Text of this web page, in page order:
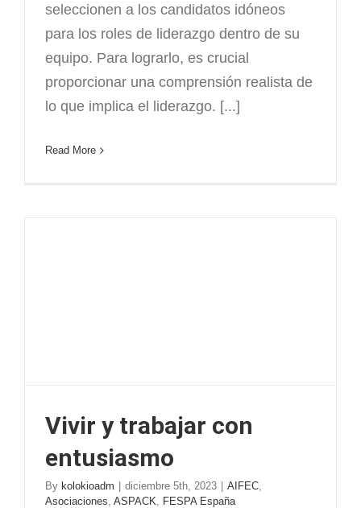
seleccionen a los candidatos idóneos
para los roles de liderazgo dentro de su
equipo. Para lograrlo, es crucial
proporcionar una comprensión realista de
lo que implica el liderazgo. [...]
Read More
Vivir y trabajar con
entusiasmo
By kolokioadm | diciembre 5th, 2023 | AIFEC
Asociaciones ASPACK FESPA España